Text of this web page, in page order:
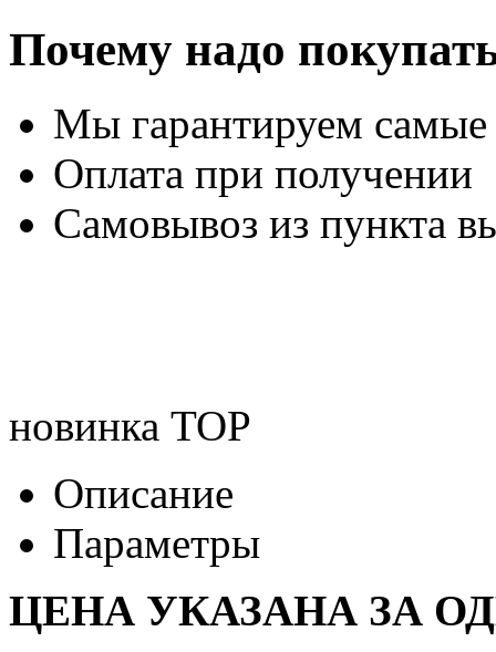
Почему надо
Мы гарантируем
Оплата при получении
Самовывоз из пункта
новинка TOP
Описание
Параметры
ЦЕНА УКАЗАНА ЗА